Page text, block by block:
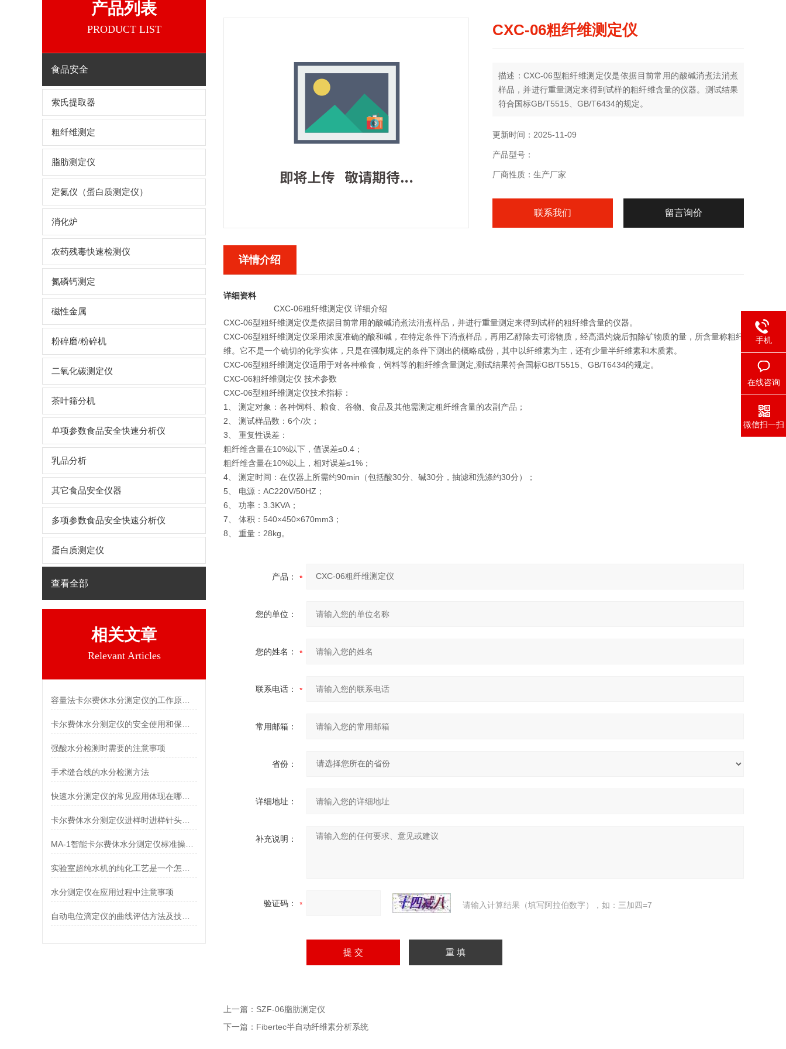
产品列表
PRODUCT LIST
食品安全
索氏提取器
粗纤维测定
脂肪测定仪
定氮仪（蛋白质测定仪）
消化炉
农药残毒快速检测仪
氮磷钙测定
磁性金属
粉碎磨/粉碎机
二氧化碳测定仪
茶叶筛分机
单项参数食品安全快速分析仪
乳品分析
其它食品安全仪器
多项参数食品安全快速分析仪
蛋白质测定仪
查看全部
相关文章
Relevant Articles
容量法卡尔费休水分测定仪的工作原理及性能特点
强酸水分检测时需要的注意事项
手术缝合线的水分检测方法
快速水分测定仪的常见应用体现在哪些方面？
卡尔费休水分测定仪进样时进样针头对测试结果影响
MA-1智能卡尔费休水分测定仪标准操作规程
水分测定仪在应用过程中注意事项
自动电位滴定仪的曲线评估方法及技术参数
CXC-06粗纤维测定仪
描述：CXC-06型粗纤维测定仪是依据目前常用的酸碱消煮法消煮
样品，并进行重量测定来得到试样的粗纤维含量的仪器。测试结果
符合国标GB/T5515、GB/T6434的规定。
更新时间：2025-11-09
产品型号：
厂商性质：生产厂家
联系我们 留言询价
详情介绍
详细资料
CXC-06粗纤维测定仪 详细介绍
CXC-06型粗纤维测定仪是依据目前常用的酸碱消煮法消煮样品，并进行重量测定来得到试样的粗纤维含量的仪器。
CXC-06型粗纤维测定仪采用浓度准确的酸和碱，在特定条件下消煮样品，再用乙醇除去可溶物质，经高温灼烧后扣除矿物质的量，所含量称粗纤
维。它不是一个确切的化学实体，只是在强制规定的条件下测出的概略成份，其中以纤维素为主，还有少量半纤维素和木质素。
CXC-06型粗纤维测定仪适用于对各种粮食，饲料等的粗纤维含量测定,测试结果符合国标GB/T5515、GB/T6434的规定。
CXC-06粗纤维测定仪 技术参数
CXC-06型粗纤维测定仪技术指标：
1、 测定对象：各种饲料、粮食、谷物、食品及其他需测定粗纤维含量的农副产品；
2、 测试样品数：6个/次；
3、 重复性误差：
粗纤维含量在10%以下，值误差≤0.4；
粗纤维含量在10%以上，相对误差≤1%；
4、 测定时间：在仪器上所需约90min（包括酸30分、碱30分，抽滤和洗涤约30分）；
5、 电源：AC220V/50HZ；
6、 功率：3.3KVA；
7、 体积：540×450×670mm3；
8、 重量：28kg。
产品：
您的单位：
您的姓名：
联系电话：
常用邮箱：
省份：
详细地址：
补充说明：
验证码： 请输入计算结果（填写阿拉伯数字），如：三加四=7
上一篇： SZF-06脂肪测定仪
下一篇： Fibertec半自动纤维素分析系统
手机
在线咨询
微信扫一扫